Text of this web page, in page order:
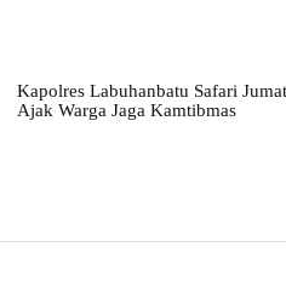
Kapolres Labuhanbatu Safari
Ajak Warga Jaga Kamtibmas